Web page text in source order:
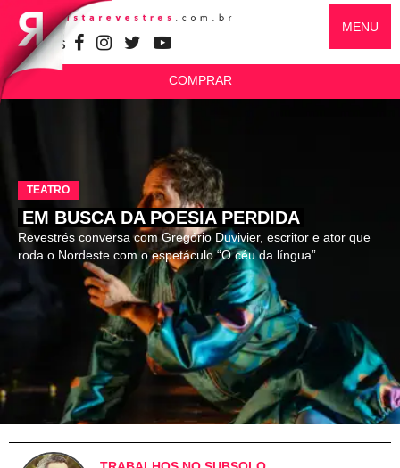
SIGA-NOS
MENU
COMPRAR
TEATRO
EM BUSCA DA POESIA PERDIDA
Revestrés conversa com Gregório Duvivier, escritor e ator que
roda o Nordeste com o espetáculo “O céu da língua”